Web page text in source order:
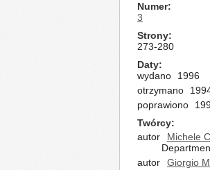
Numer
3
Strony
273-280
Daty
wydano
1996
otrzymano
poprawiono
Twórcy
autor
Michele
autor
Giorgio